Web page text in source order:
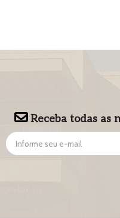
Receba todas as